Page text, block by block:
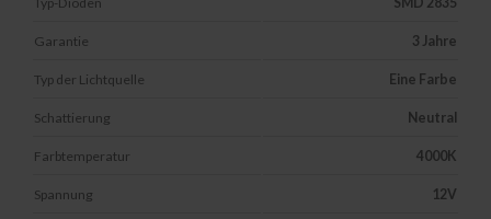
Garantie 3 Jahre
Typ der Lichtquelle Eine Farbe
Schattierung Neutral
Farbtemperatur 4000K
Spannung 12V